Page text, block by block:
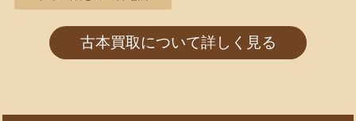
古本買取について詳しく見る